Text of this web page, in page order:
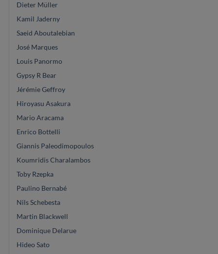
Dieter Müller
Kamil Jaderny
Saeid Aboutalebian
José Marques
Louis Panormo
Gypsy R Bear
Jérémie Geffroy
Hiroyasu Asakura
Mario Aracama
Enrico Bottelli
Giannis Paleodimopoulos
Koumridis Charalambos
Toby Rzepka
Paulino Bernabé
Nils Schebesta
Martin Blackwell
Dominique Delarue
Hideo Sato